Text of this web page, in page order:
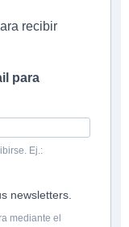
recibir
para
Ej.:
newsletters.
mediante el